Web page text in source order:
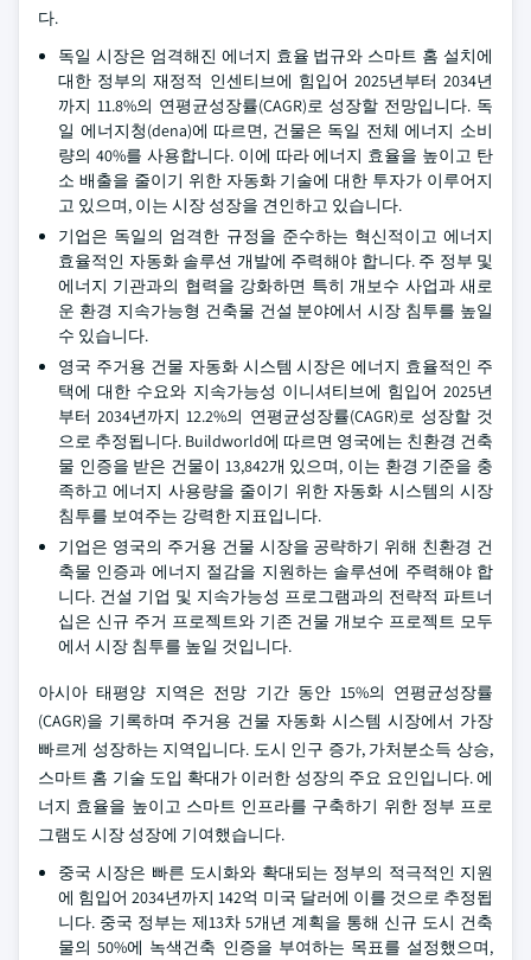
다.
독일 시장은 엄격해진 에너지 효율 법규와 스마트 홈 설치에
대한 정부의 재정적 인센티브에 힘입어 2025년부터 2034년
까지 11.8%의 연평균성장률(CAGR)로 성장할 전망입니다. 독
일 에너지청(dena)에 따르면, 건물은 독일 전체 에너지 소비
량의 40%를 사용합니다. 이에 따라 에너지 효율을 높이고 탄
소 배출을 줄이기 위한 자동화 기술에 대한 투자가 이루어지
고 있으며, 이는 시장 성장을 견인하고 있습니다.
기업은 독일의 엄격한 규정을 준수하는 혁신적이고 에너지
효율적인 자동화 솔루션 개발에 주력해야 합니다. 주 정부 및
에너지 기관과의 협력을 강화하면 특히 개보수 사업과 새로
운 환경 지속가능형 건축물 건설 분야에서 시장 침투를 높일
수 있습니다.
영국 주거용 건물 자동화 시스템 시장은 에너지 효율적인 주
택에 대한 수요와 지속가능성 이니셔티브에 힘입어 2025년
부터 2034년까지 12.2%의 연평균성장률(CAGR)로 성장할 것
으로 추정됩니다. Buildworld에 따르면 영국에는 친환경 건축
물 인증을 받은 건물이 13,842개 있으며, 이는 환경 기준을 충
족하고 에너지 사용량을 줄이기 위한 자동화 시스템의 시장
침투를 보여주는 강력한 지표입니다.
기업은 영국의 주거용 건물 시장을 공략하기 위해 친환경 건
축물 인증과 에너지 절감을 지원하는 솔루션에 주력해야 합
니다. 건설 기업 및 지속가능성 프로그램과의 전략적 파트너
십은 신규 주거 프로젝트와 기존 건물 개보수 프로젝트 모두
에서 시장 침투를 높일 것입니다.
아시아 태평양 지역은 전망 기간 동안 15%의 연평균성장률
(CAGR)을 기록하며 주거용 건물 자동화 시스템 시장에서 가장
빠르게 성장하는 지역입니다. 도시 인구 증가, 가처분소득 상승,
스마트 홈 기술 도입 확대가 이러한 성장의 주요 요인입니다. 에
너지 효율을 높이고 스마트 인프라를 구축하기 위한 정부 프로
그램도 시장 성장에 기여했습니다.
중국 시장은 빠른 도시화와 확대되는 정부의 적극적인 지원
에 힘입어 2034년까지 142억 미국 달러에 이를 것으로 추정됩
니다. 중국 정부는 제13차 5개년 계획을 통해 신규 도시 건축
물의 50%에 녹색건축 인증을 부여하는 목표를 설정했으며,